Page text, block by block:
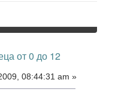
от 0 до 12
08:44:31 am »